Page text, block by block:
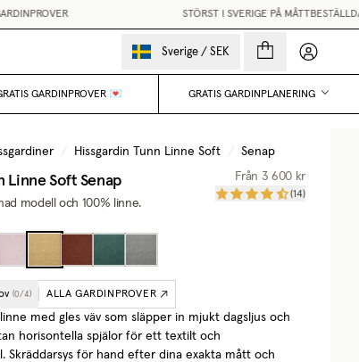
STÖRST I SVERIGE PÅ MÅTTBESTÄLLDA
Sverige / SEK Mina
GARDINPROVER 💌 GRATIS GARDINPLANERING
/ Hissgardin Tunn Linne Soft / Senap
Linne SoftSenap
modell och 100% linne.
Från 3 600 kr
(14)
(0/4) ALLA GARDINPROVER
med gles väv som släpper in mjukt dagsljus och
horisontella spjälor för ett textilt och
Skräddarsys för hand efter dina exakta mått och